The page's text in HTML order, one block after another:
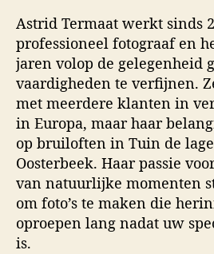
Astrid Termaat werkt sinds
professioneel fotograaf en
jaren volop de gelegenheid
vaardigheden te verfijnen.
met meerdere klanten in
in Europa, maar haar
op bruiloften in Tuin de
Oosterbeek. Haar passie
van natuurlijke momenten
om foto’s te maken die
oproepen lang nadat uw
is.